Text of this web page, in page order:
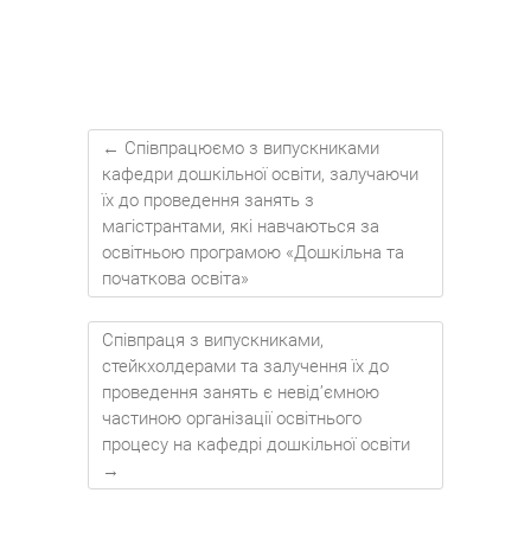
← Співпрацюємо з випускниками
кафедри дошкільної освіти, залучаючи
їх до проведення занять з
магістрантами, які навчаються за
освітньою програмою «Дошкільна та
початкова освіта»
Співпраця з випускниками,
стейкхолдерами та залучення їх до
проведення занять є невід’ємною
частиною організації освітнього
процесу на кафедрі дошкільної освіти
→